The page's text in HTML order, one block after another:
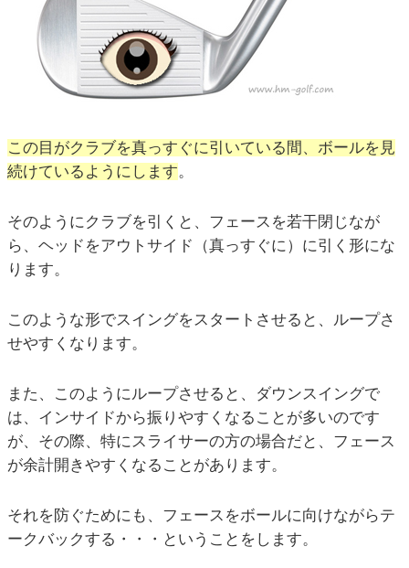
この目がクラブを真っすぐに引いている間、ボールを見
続けているようにします。
そのようにクラブを引くと、フェースを若干閉じなが
ら、ヘッドをアウトサイド（真っすぐに）に引く形にな
ります。
このような形でスイングをスタートさせると、ループさ
せやすくなります。
また、このようにループさせると、ダウンスイングで
は、インサイドから振りやすくなることが多いのです
が、その際、特にスライサーの方の場合だと、フェース
が余計開きやすくなることがあります。
それを防ぐためにも、フェースをボールに向けながらテ
ークバックする・・・ということをします。